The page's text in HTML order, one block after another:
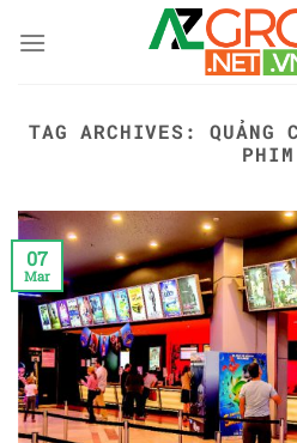
TAG ARCHIVES:QUẢNG
PHIM
07
Mar